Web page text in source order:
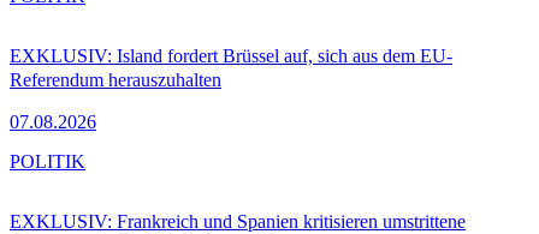
EXKLUSIV: Island fordert Brüssel auf, sich aus dem EU-
Referendum herauszuhalten
07.08.2026
EXKLUSIV: Frankreich und Spanien kritisieren umstrittene
POLITIK